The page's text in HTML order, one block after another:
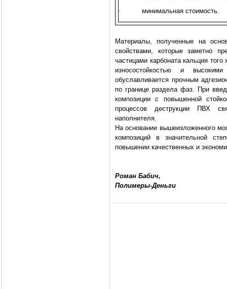
·
минимальная стоимость.
Материалы, полученные на
свойствами, которые заметно
частицами карбоната кальция
износостойкостью и
обуславливается прочным
по границе раздела фаз. При
композиции с повышенной
процессов деструкции ПВХ
наполнителя.
На основании вышеизложенного
композиций в значительной
повышении качественных и
Роман Бабич,
Полимеры-Деньги